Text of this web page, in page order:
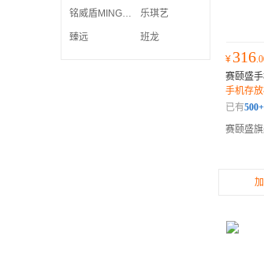
¥ 316
赛颐盛
手机存
已有500+
赛颐盛
铭威盾MINGWEIDUN 乐琪艺
臻远 班龙